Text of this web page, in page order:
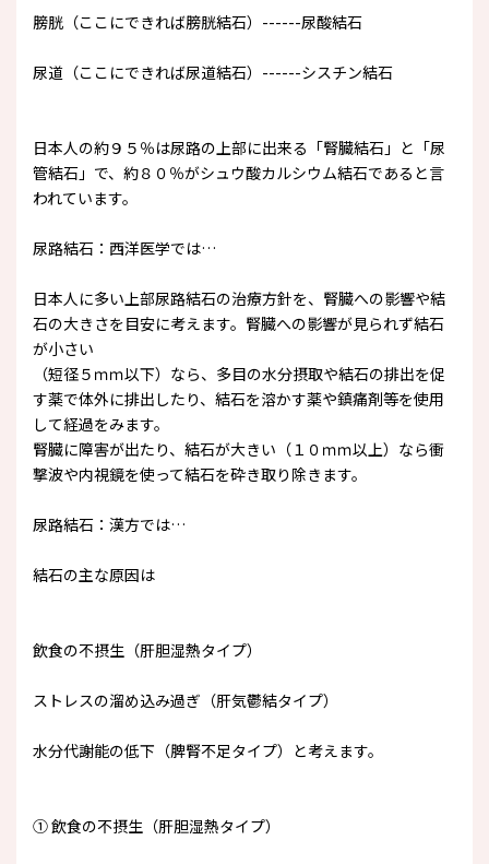
膀胱（ここにできれば膀胱結石）------尿酸結石
尿道（ここにできれば尿道結石）------シスチン結石
日本人の約９５％は尿路の上部に出来る「腎臓結石」と「尿
管結石」で、約８０％がシュウ酸カルシウム結石であると言
われています。
尿路結石：西洋医学では…
日本人に多い上部尿路結石の治療方針を、腎臓への影響や結
石の大きさを目安に考えます。腎臓への影響が見られず結石
が小さい
（短径５ｍｍ以下）なら、多目の水分摂取や結石の排出を促
す薬で体外に排出したり、結石を溶かす薬や鎮痛剤等を使用
して経過をみます。
腎臓に障害が出たり、結石が大きい（１０ｍｍ以上）なら衝
撃波や内視鏡を使って結石を砕き取り除きます。
尿路結石：漢方では…
結石の主な原因は
飲食の不摂生（肝胆湿熱タイプ）
ストレスの溜め込み過ぎ（肝気鬱結タイプ）
水分代謝能の低下（脾腎不足タイプ）と考えます。
① 飲食の不摂生（肝胆湿熱タイプ）